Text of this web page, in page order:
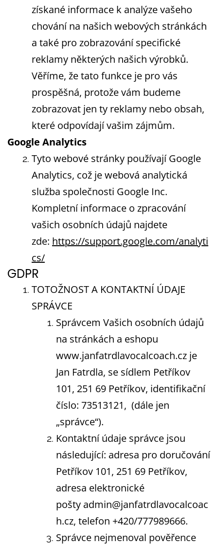
získané informace k analýze vašeho
chování na našich webových stránkách
a také pro zobrazování specifické
reklamy některých našich výrobků.
Věříme, že tato funkce je pro vás
prospěšná, protože vám budeme
zobrazovat jen ty reklamy nebo obsah,
které odpovídají vašim zájmům.
Google Analytics
Tyto webové stránky používají Google
Analytics, což je webová analytická
služba společnosti Google Inc.
Kompletní informace o zpracování
vašich osobních údajů najdete
zde: https://support.google.com/analyti
cs/
GDPR
TOTOŽNOST A KONTAKTNÍ ÚDAJE
SPRÁVCE
Správcem Vašich osobních údajů
na stránkách a eshopu
www.janfatrdlavocalcoach.cz je
Jan Fatrdla, se sídlem Petříkov
101, 251 69 Petříkov, identifikační
číslo: 73513121, (dále jen
„správce“).
Kontaktní údaje správce jsou
následující: adresa pro doručování
Petříkov 101, 251 69 Petříkov,
adresa elektronické
pošty admin@janfatrdlavocalcoac
h.cz, telefon +420/777989666.
Správce nejmenoval pověřence